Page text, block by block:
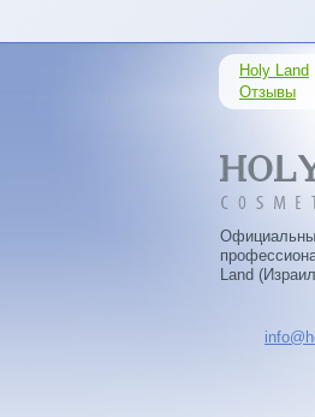
Holy Land
Отзывы
Land